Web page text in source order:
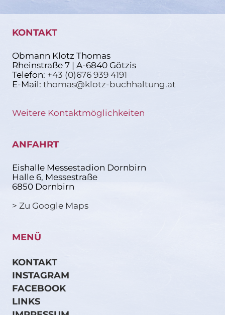
KONTAKT
Obmann Klotz Thomas
Rheinstraße 7 | A-6840 Götzis
Telefon: +43 (0)676 939 4191
E-Mail: thomas@klotz-buchhaltung.at
Weitere Kontaktmöglichkeiten
ANFAHRT
Eishalle Messestadion Dornbirn
Halle 6, Messestraße
6850 Dornbirn
> Zu Google Maps
MENÜ
KONTAKT
INSTAGRAM
FACEBOOK
LINKS